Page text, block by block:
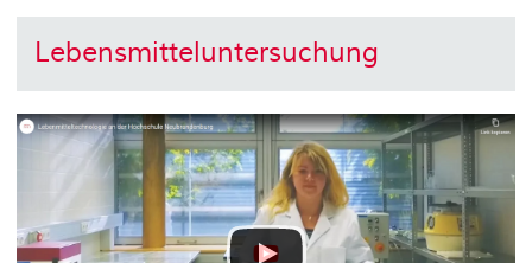
Lebensmitteluntersuchung